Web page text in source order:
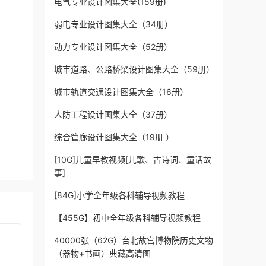
弱电专业设计图集大全（34册）
动力专业设计图集大全（52册）
城市道路、公路桥梁设计图集大全（59册）
城市轨道交通设计图集大全（16册）
人防工程设计图集大全（37册）
综合管廊设计图集大全（19册 ）
[10G]儿童早教视频[儿歌、古诗词、童话故
事]
[84G]小学全年级各科辅导视频教程
【455G】初中全年级各科辅导视频教程
40000张（62G）台北故宫博物院历史文物
（器物+书画）典藏高清图